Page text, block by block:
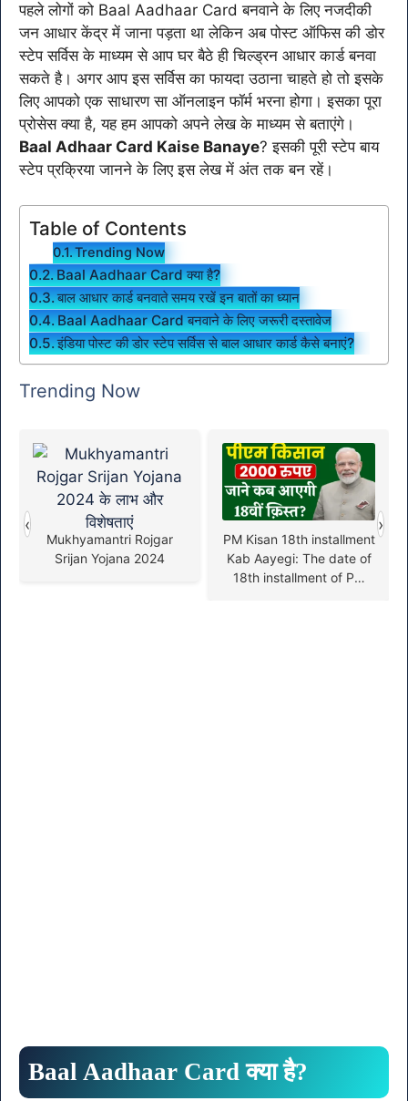
पहले लोगों को Baal Aadhaar Card बनवाने के लिए नजदीकी
जन आधार केंद्र में जाना पड़ता था लेकिन अब पोस्ट ऑफिस की डोर
स्टेप सर्विस के माध्यम से आप घर बैठे ही चिल्ड्रन आधार कार्ड बनवा
सकते है। अगर आप इस सर्विस का फायदा उठाना चाहते हो तो इसके
लिए आपको एक साधारण सा ऑनलाइन फॉर्म भरना होगा। इसका पूरा
प्रोसेस क्या है, यह हम आपको अपने लेख के माध्यम से बताएंगे।
Baal Adhaar Card Kaise Banaye? इसकी पूरी स्टेप बाय
स्टेप प्रक्रिया जानने के लिए इस लेख में अंत तक बन रहें।
Table of Contents
Trending Now
Baal Aadhaar Card क्या है?
बाल आधार कार्ड बनवाते समय रखें इन बातों का ध्यान
Baal Aadhaar Card बनवाने के लिए जरूरी दस्तावेज
इंडिया पोस्ट की डोर स्टेप सर्विस से बाल आधार कार्ड कैसे बनाएं?
Trending Now
Mukhyamantri Rojgar
Srijan Yojana 2024
PM Kisan 18th installment
Kab Aayegi: The date of
18th installment of PM
‹ ›
Baal Aadhaar Card क्या है?